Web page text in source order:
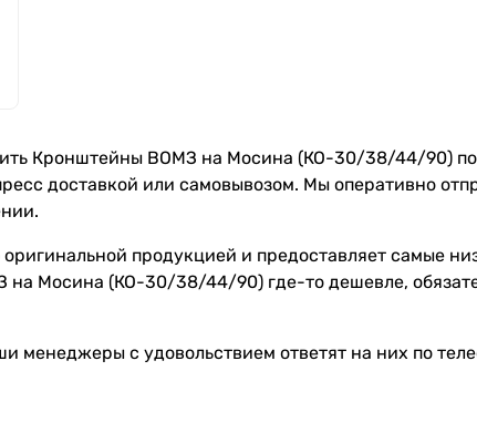
Кронштейны ВОМЗ на Мосина (КО-30/38/44/90) по
доставкой или самовывозом. Мы оперативно
оригинальной продукцией и предоставляет самые
Мосина (КО-30/38/44/90) где-то дешевле,
менеджеры с удовольствием ответят на них по